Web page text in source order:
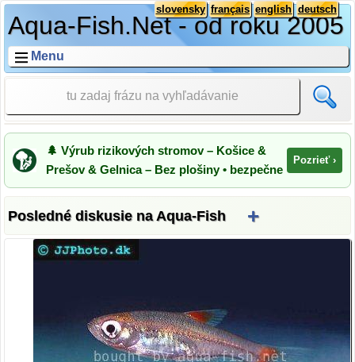
Aqua-Fish.Net - od roku 2005
deutsch
english
français
slovensky
Menu
🌲 Výrub rizikových stromov – Košice &
Prešov & Gelnica – Bez plošiny • bezpečne
Pozrieť ›
Posledné diskusie na Aqua-Fish +